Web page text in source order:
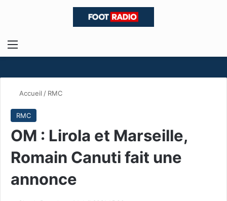
Menu
Accueil / RMC
RMC
OM : Lirola et Marseille,
Romain Canuti fait une
annonce